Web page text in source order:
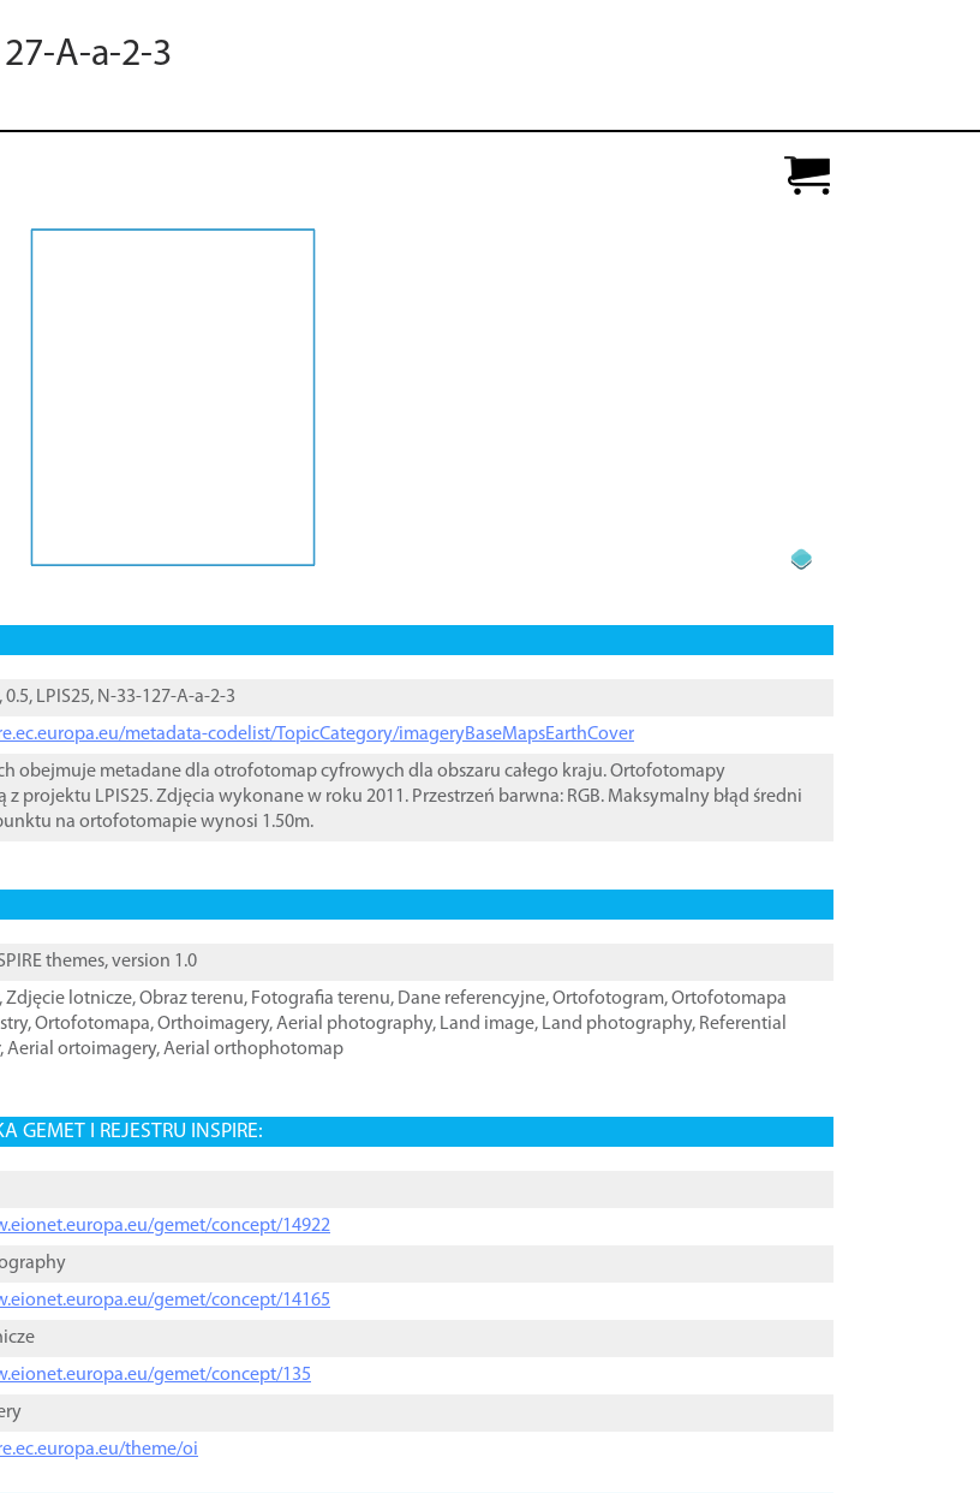
A-a-2-3
LPIS25, N-33-127-A-a-2-3
metadata-codelist/TopicCategory/imageryBaseMapsEarthCover
obejmuje metadane dla otrofotomap cyfrowych dla obszaru całego kraju. Ortofotomapy
z projektu LPIS25. Zdjęcia wykonane w roku 2011. Przestrzeń barwna: RGB. Maksymalny błąd średni
na ortofotomapie wynosi 1.50m.
themes, version 1.0
,Zdjęcie lotnicze,Obraz terenu, Fotografia terenu, Dane referencyjne,Ortofotogram,Ortofotomapa
,Ortofotomapa,Orthoimagery,Aerial photography, Land image, Land photography, Referential
,Aerial ortoimagery,Aerial orthophotomap
GEMET I REJESTRU INSPIRE:
gemet/concept/14922
gemet/concept/14165
gemet/concept/135
theme/oi